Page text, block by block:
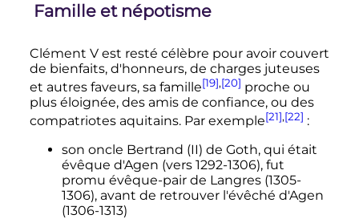
Famille et népotisme
Clément Vest resté célèbre pour avoir couvert
de bienfaits, d'honneurs, de charges juteuses
et autres faveurs, sa famille[19],[20] proche ou
plus éloignée, des amis de confiance, ou des
compatriotes aquitains. Par exemple[21],[22] :
son oncle Bertrand (II) de Goth, qui était
évêque d'Agen (vers 1292-1306), fut
promu évêque-pair de Langres (1305-
1306), avant de retrouver l'évêché d'Agen
(1306-1313)